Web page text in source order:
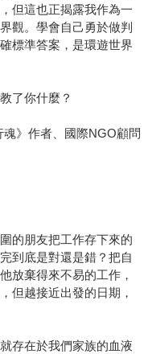
但這也正揭露我作為一
觀。學會自己勇於做判
標準答案，是環遊世界
了你什麼？
》作者、國際NGO顧問
的朋友把工作存下來的
到底是對還是錯？把自
放棄得來不易的工作，
但越接近出發的日期，
存在於我們家族的血液